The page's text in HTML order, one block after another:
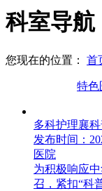
科室导航
您现在的位置： 首
特色
多科护理襄
发布时间：
医院
为积极响应
召，紧扣“科